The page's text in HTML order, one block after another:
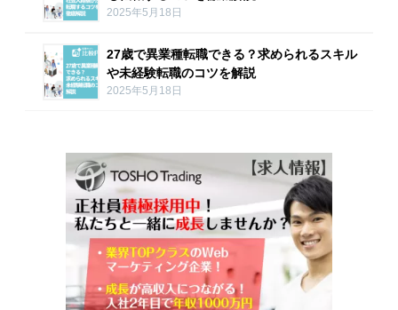
2025年5月18日
27歳で異業種転職できる？求められるスキル
や未経験転職のコツを解説
2025年5月18日